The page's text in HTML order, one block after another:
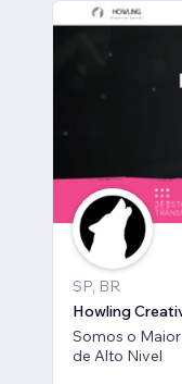
SP, BR
Howling
Somos o
de Alto Nivel